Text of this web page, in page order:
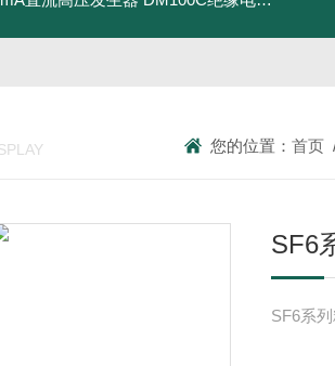
您的位置： 首页
SF6
SF6系